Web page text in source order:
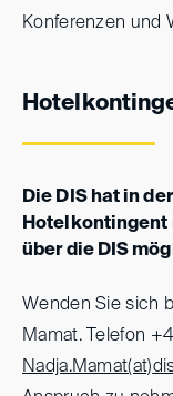
Konferenzen und
Die DIS hat in
Hotelkontingent
über die DIS
Wenden Sie sich
Mamat. Telefon
Nadja.Mamat(at)